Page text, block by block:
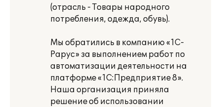
(отрасль - Товары народного
потребления, одежда, обувь).
Мы обратились в компанию «1С-
Рарус» за выполнением работ по
автоматизации деятельности на
платформе «1С:Предприятие 8».
Наша организация приняла
решение об использовании